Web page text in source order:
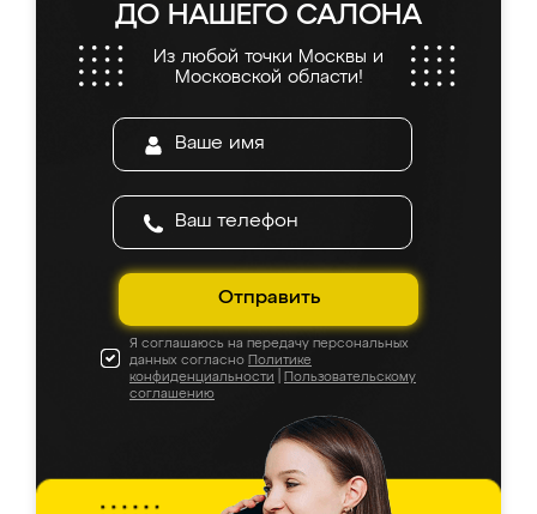
ДО НАШЕГО САЛОНА
Из любой точки Москвы и
Московской области!
Отправить
Я соглашаюсь на передачу персональных
данных согласно Политике
конфиденциальности
Пользовательскому
соглашению